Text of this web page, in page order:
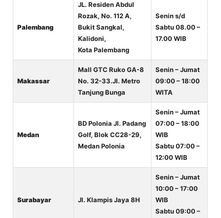
Palembang
JL. Residen Abdul
Rozak, No. 112 A,
Bukit Sangkal,
Kalidoni,
Kota Palembang
Senin s/d
Sabtu 08.00 –
17.00 WIB
Makassar
Mall GTC Ruko GA-8
No. 32-33.Jl. Metro
Tanjung Bunga
Senin – Jumat
09:00 – 18:00
WITA
Medan
BD Polonia Jl. Padang
Golf, Blok CC28-29,
Medan Polonia
Senin – Jumat
07:00 – 18:00
WIB
Sabtu 07:00 –
12:00 WIB
Surabayar Jl. Klampis Jaya 8H
Senin – Jumat
10:00 – 17:00
WIB
Sabtu 09:00 –